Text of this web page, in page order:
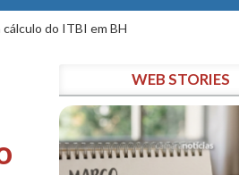
do ITBI em BH
WEB STORIES